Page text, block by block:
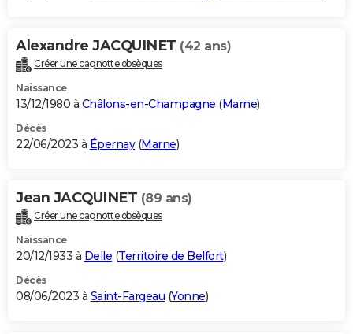
Alexandre JACQUINET (42 ans)
Créer une cagnotte obsèques
Naissance
13/12/1980 à Châlons-en-Champagne (Marne)
Décès
22/06/2023 à Épernay(Marne)
Jean JACQUINET (89 ans)
Créer une cagnotte obsèques
Naissance
20/12/1933 à Delle (Territoire de Belfort)
Décès
08/06/2023 à Saint-Fargeau (Yonne)